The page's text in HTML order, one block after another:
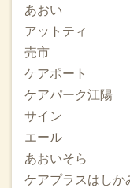
2025.06.30
谷市長より委嘱状の
野の有識者や専門委
市のしくみのために
よろしくお願いいた
COCOCOLORさんで
た。約20名の参加で
しでした。ありがと
あおい
アットティ
売市
ケアポート
ケアパーク江陽
サイン
エール
あおいそら
ケアプラスはしか